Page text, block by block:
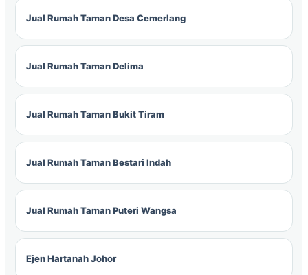
Jual Rumah Taman Desa Cemerlang
Jual Rumah Taman Delima
Jual Rumah Taman Bukit Tiram
Jual Rumah Taman Bestari Indah
Jual Rumah Taman Puteri Wangsa
Ejen Hartanah Johor